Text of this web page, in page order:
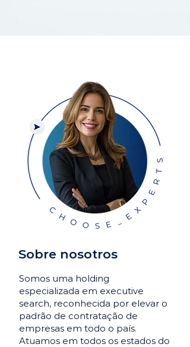
Sobre nosotros
Somos uma holding
especializada em executive
search, reconhecida por elevar o
padrão de contratação de
empresas em todo o país.
Atuamos em todos os estados do